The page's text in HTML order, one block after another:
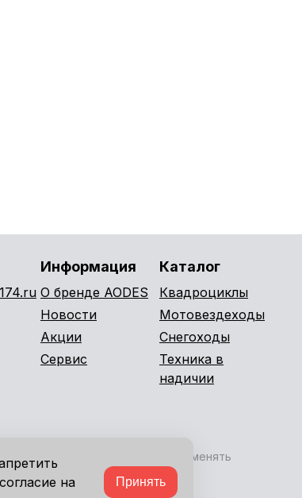
Информация
О бренде AODES
Новости
Акции
Сервис
Каталог
Квадроциклы
Мотовездеходы
Снегоходы
Техника в
надичии
изменения в комплектацию, изменять
на
Принять